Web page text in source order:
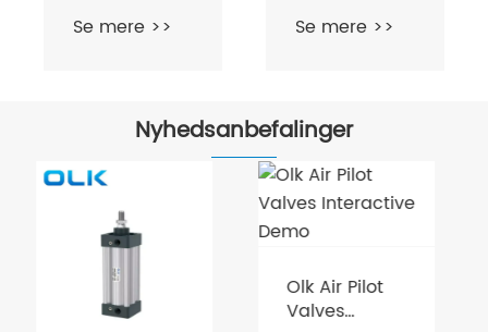
udstødningsventil
Se mere >>
Nyhedsanbefalinger
Olk Air Pilot
Valves
Hvad skal
hvis
magnetventilen
Se mere >>